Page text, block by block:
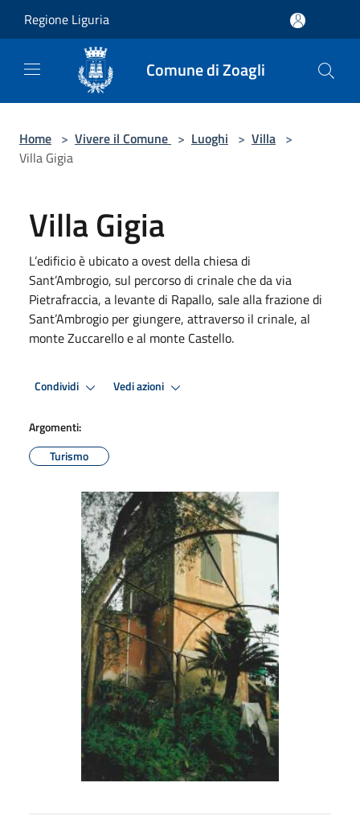
Regione Liguria
Comune di Zoagli
Home > Vivere il Comune > Luoghi > Villa >
Villa Gigia
Villa Gigia
L’edificio è ubicato a ovest della chiesa di
Sant’Ambrogio, sul percorso di crinale che da via
Pietrafraccia, a levante di Rapallo, sale alla frazione di
Sant’Ambrogio per giungere, attraverso il crinale, al
monte Zuccarello e al monte Castello.
Condividi Vedi azioni
Argomenti:
Turismo